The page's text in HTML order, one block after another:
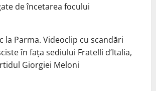
de încetarea focului
la Parma. Videoclip cu scandări
în fața sediului Fratelli d’Italia,
Giorgiei Meloni